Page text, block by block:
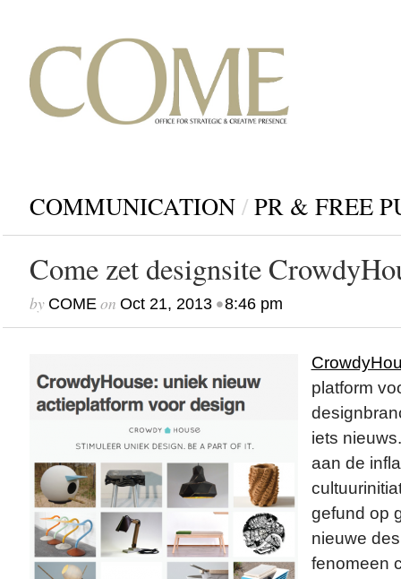
COMMUNICATION / PR & FREE
Come zet designsite
by COMEon Oct 21, 2013•8:46 pm
platform
iets
aan de
gefund op
nieuwe
fenomeen